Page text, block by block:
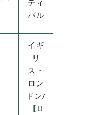
バル
イギ
リ
ス・
ロン
ドン/
【U